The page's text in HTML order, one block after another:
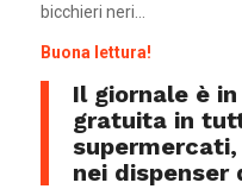
bicchieri neri…
Buona lettura!
Il giornale è
gratuita in
nei dispenser